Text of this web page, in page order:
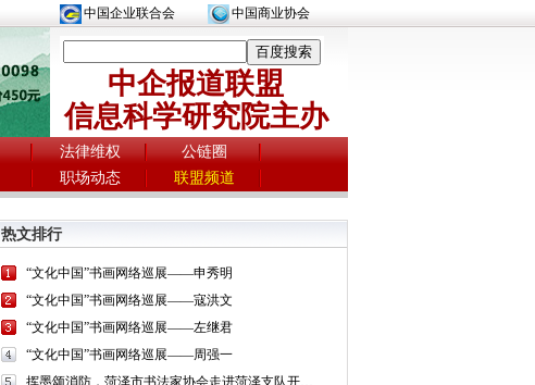
中国企业联合会 中国商业协会
中企报道联盟
信息科学研究院主办
法律维权
公链圈
职场动态 联盟频道
热文排行
“文化中国”书画网络巡展——申秀明
“文化中国”书画网络巡展——寇洪文
“文化中国”书画网络巡展——左继君
“文化中国”书画网络巡展——周强一
挥墨颂消防，菏泽市书法家协会走进菏泽支队开展...